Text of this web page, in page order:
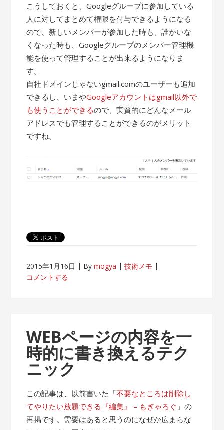
こうしておくと、Googleグループに参加している
人に対してまとめて権限を付与できるようになる
ので、新しいメンバーが参加した時も、誰かいな
くなった時も、Googleグループのメンバー管理機
能を使って管理することが出来るようになりま
す。
自社ドメインじゃないgmail.comのユーザーも追加
できるし、いまやGoogleアカウントはgmail以外で
も使うことができるので、実質的にどんなメール
アドレスでも管理することができるのがメリット
ですね。
2015年1月16日 Bymogya
技術メモ
コメントする
WEBページの内容を一
時的に書き換えるテク
ニック
この記事は、以前書いた「不要なところは削除し
てやりたい放題できる『編集』 – もぎゃろぐ 」の
再掲です。需要はあると思うのになぜか広まらな